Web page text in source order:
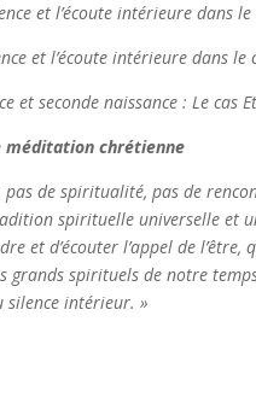
et l’écoute intérieure dans
et l’écoute intérieure dans
et seconde naissance : Le cas
de méditation
pas de spiritualité, pas de
spirituelle universelle et
et d’écouter l’appel de
grands spirituels de notre
silence intérieur. »